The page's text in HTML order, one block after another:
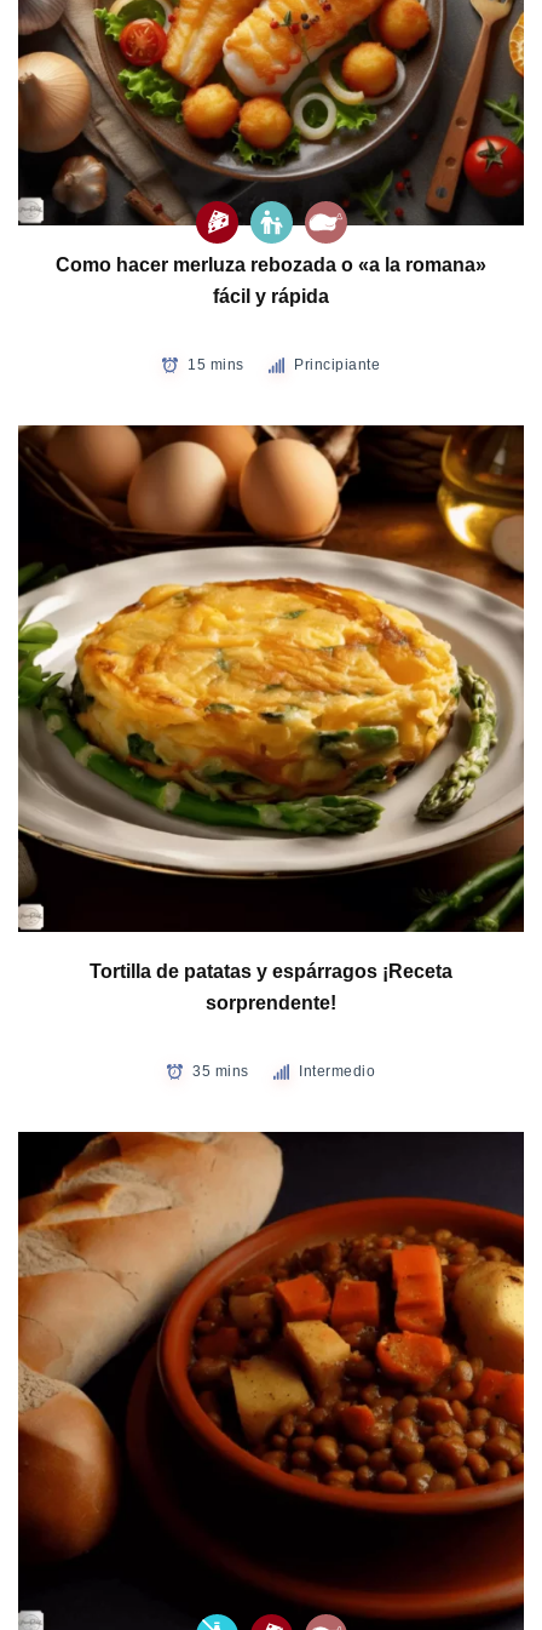
Como hacer merluza rebozada o «a la romana»
fácil y rápida
15 mins Principiante
Tortilla de patatas y espárragos ¡Receta
sorprendente!
35 mins Intermedio